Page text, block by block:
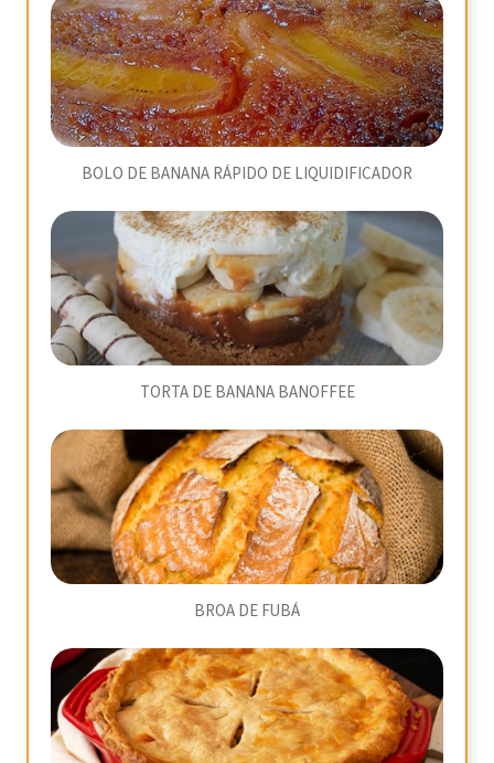
BOLO DE BANANA RÁPIDO DE LIQUIDIFICADOR
TORTA DE BANANA BANOFFEE
BROA DE FUBÁ